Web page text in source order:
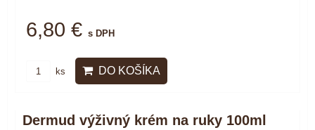
6,80 € s DPH
ks DO KOŠÍKA
Dermud výživný krém na ruky 100ml